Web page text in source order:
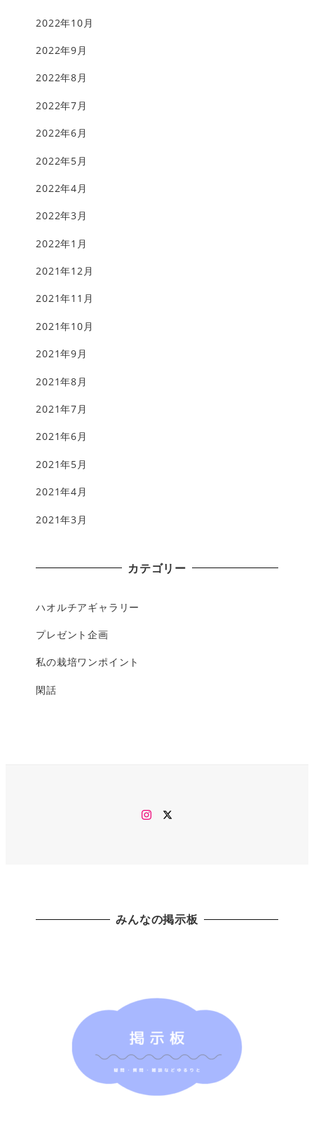
2022年10月
2022年9月
2022年8月
2022年7月
2022年6月
2022年5月
2022年4月
2022年3月
2022年1月
2021年12月
2021年11月
2021年10月
2021年9月
2021年8月
2021年7月
2021年6月
2021年5月
2021年4月
2021年3月
カテゴリー
ハオルチアギャラリー
プレゼント企画
私の栽培ワンポイント
閑話
Instagram
みんなの掲示板